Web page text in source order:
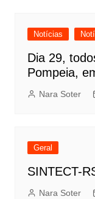
Notícias
Dia 29,
Pompeia,
Nara Soter
Geral
SINTECT-
Nara Soter